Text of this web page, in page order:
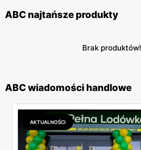
ABC najtańsze produkty
Brak produktów!
ABC wiadomości handlowe
AKTUALNOŚCI